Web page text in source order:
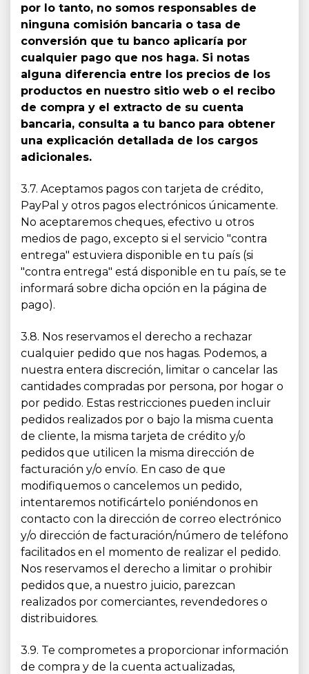
por lo tanto, no somos responsables de
ninguna comisión bancaria o tasa de
conversión que tu banco aplicaría por
cualquier pago que nos haga. Si notas
alguna diferencia entre los precios de los
productos en nuestro sitio web o el recibo
de compra y el extracto de su cuenta
bancaria, consulta a tu banco para obtener
una explicación detallada de los cargos
adicionales.
3.7. Aceptamos pagos con tarjeta de crédito,
PayPal y otros pagos electrónicos únicamente.
No aceptaremos cheques, efectivo u otros
medios de pago, excepto si el servicio "contra
entrega" estuviera disponible en tu país (si
"contra entrega" está disponible en tu país, se te
informará sobre dicha opción en la página de
pago).
3.8. Nos reservamos el derecho a rechazar
cualquier pedido que nos hagas. Podemos, a
nuestra entera discreción, limitar o cancelar las
cantidades compradas por persona, por hogar o
por pedido. Estas restricciones pueden incluir
pedidos realizados por o bajo la misma cuenta
de cliente, la misma tarjeta de crédito y/o
pedidos que utilicen la misma dirección de
facturación y/o envío. En caso de que
modifiquemos o cancelemos un pedido,
intentaremos notificártelo poniéndonos en
contacto con la dirección de correo electrónico
y/o dirección de facturación/número de teléfono
facilitados en el momento de realizar el pedido.
Nos reservamos el derecho a limitar o prohibir
pedidos que, a nuestro juicio, parezcan
realizados por comerciantes, revendedores o
distribuidores.
3.9. Te comprometes a proporcionar información
de compra y de la cuenta actualizadas,